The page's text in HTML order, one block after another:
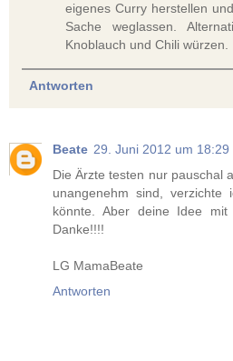
eigenes Curry herstellen
Sache weglassen.
Knoblauch und Chili würzen.
Antworten
Beate 29. Juni 2012 um 18:29
Die Ärzte testen nur pauschal
unangenehm sind,
könnte. Aber deine Idee
Danke!!!!
LG MamaBeate
Antworten